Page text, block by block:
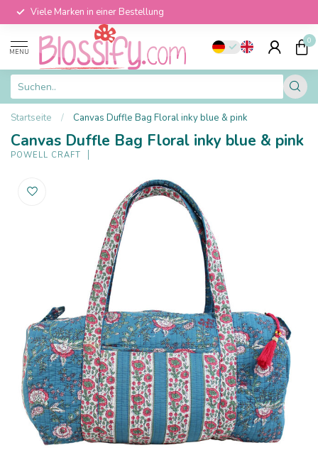
Viele Marken in einer Bestellung
MENU
0
Startseite / Canvas Duffle Bag Floral inky blue & pink
Canvas Duffle Bag Floral inky blue & pink
POWELL CRAFT